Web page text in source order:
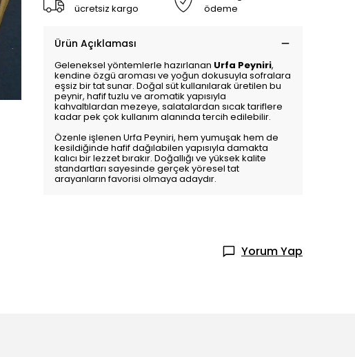
ücretsiz kargo
ödeme
Ürün Açıklaması
Geleneksel yöntemlerle hazırlanan Urfa Peyniri,
kendine özgü aroması ve yoğun dokusuyla sofralara
eşsiz bir tat sunar. Doğal süt kullanılarak üretilen bu
peynir, hafif tuzlu ve aromatik yapısıyla
kahvaltılardan mezeye, salatalardan sıcak tariflere
kadar pek çok kullanım alanında tercih edilebilir.
Özenle işlenen Urfa Peyniri, hem yumuşak hem de
kesildiğinde hafif dağılabilen yapısıyla damakta
kalıcı bir lezzet bırakır. Doğallığı ve yüksek kalite
standartları sayesinde gerçek yöresel tat
arayanların favorisi olmaya adaydır.
Yorum Yap